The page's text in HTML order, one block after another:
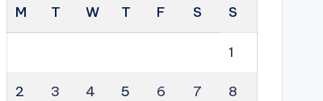
M
T W T F S S
1
2 3 4 5 6 7 8